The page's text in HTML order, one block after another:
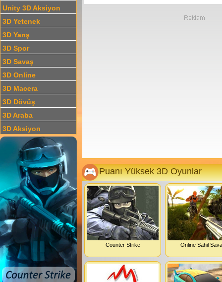
Unity 3D Aksiyon
3D Yetenek
3D Yarış
3D Spor
3D Savaş
3D Online
3D Macera
3D Dövüş
3D Araba
3D Aksiyon
Puanı Yüksek 3D Oyunlar
Counter Strike Online Sahil